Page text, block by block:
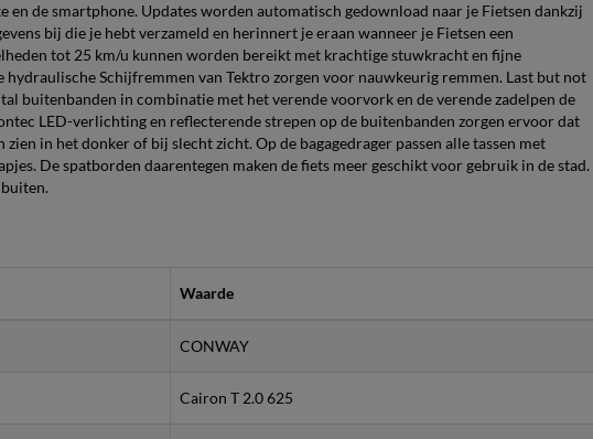
en de smartphone. Updates worden automatisch gedownload naar je Fietsen dankzij
bij die je hebt verzameld en herinnert je eraan wanneer je Fietsen een
tot 25 km/u kunnen worden bereikt met krachtige stuwkracht en fijne
Schijfremmen van Tektro zorgen voor nauwkeurig remmen. Last but not
buitenbanden in combinatie met het verende voorvork en de verende zadelpen de
LED-verlichting en reflecterende strepen op de buitenbanden zorgen ervoor dat
in het donker of bij slecht zicht. Op de bagagedrager passen alle tassen met
De spatborden daarentegen maken de fiets meer geschikt voor gebruik in de stad.
Waarde
CONWAY
Cairon T 2.0 625